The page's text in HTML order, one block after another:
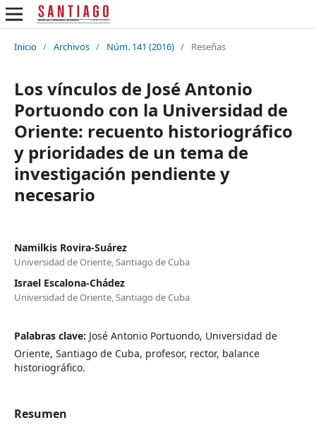
Inicio / Archivos / Núm. 141 (2016) / Reseñas
Los vínculos de José Antonio
Portuondo con la Universidad de
Oriente: recuento historiográfico
y prioridades de un tema de
investigación pendiente y
necesario
Namilkis Rovira-Suárez
Universidad de Oriente, Santiago de Cuba
Israel Escalona-Chádez
Universidad de Oriente, Santiago de Cuba
Palabras clave: José Antonio Portuondo, Universidad de
Oriente, Santiago de Cuba, profesor, rector, balance
historiográfico.
Resumen